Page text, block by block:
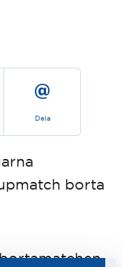
Dela
borta